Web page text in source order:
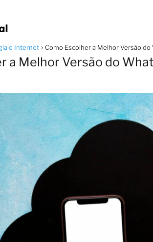
e Internet Como Escolher a Melhor Versão
a Melhor Versão do